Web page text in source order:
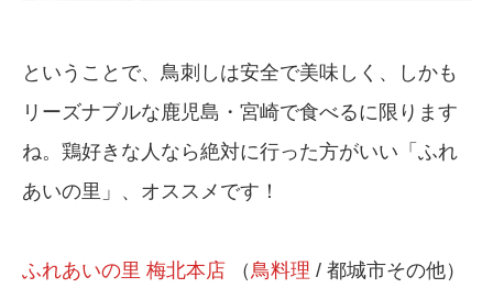
ということで、鳥刺しは安全で美味しく、しかも
リーズナブルな鹿児島・宮崎で食べるに限ります
ね。鶏好きな人なら絶対に行った方がいい「ふれ
あいの里」、オススメです！
ふれあいの里 梅北本店 （ 鳥料理 / 都城市その他）